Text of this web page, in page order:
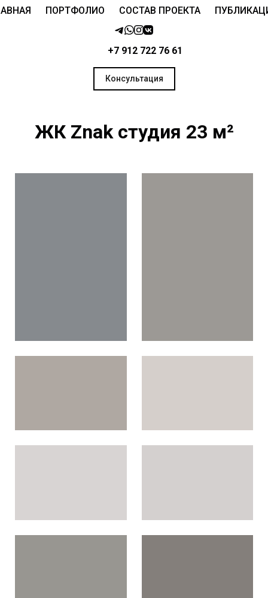
ПОРТФОЛИО СОСТАВ ПРОЕКТА
+7 912 722 76 61
Консультация
ЖК Znak cтудия 23 м²